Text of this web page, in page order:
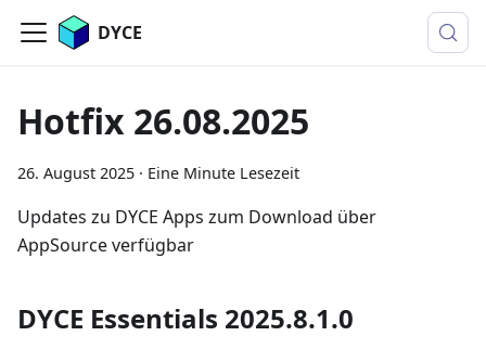
DYCE
Hotfix 26.08.2025
26. August 2025 · Eine Minute Lesezeit
Updates zu DYCE Apps zum Download über
AppSource verfügbar
DYCE Essentials 2025.8.1.0